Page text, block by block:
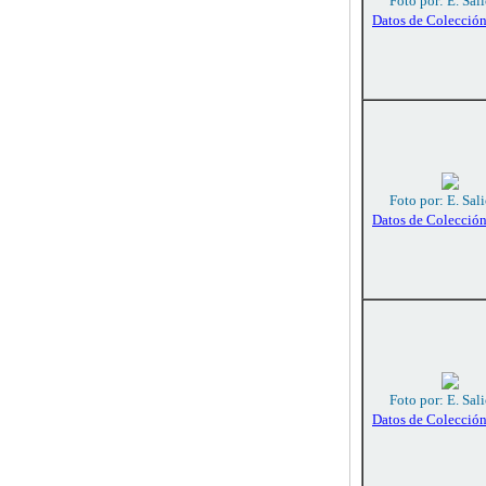
Datos de
Foto por: E.
Datos de
Foto por: E.
Datos de